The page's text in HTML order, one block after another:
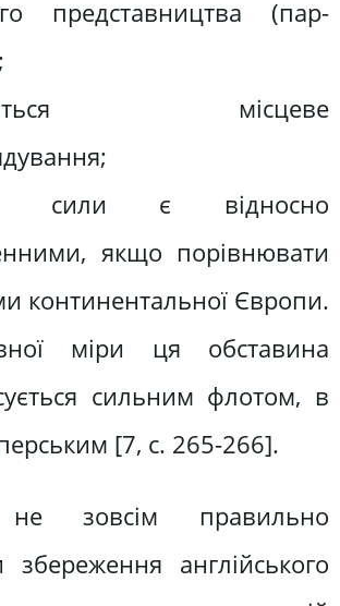
представництва (пар­
місцеве
сили є відносно
якщо порівнювати
континентальної Європи.
міри ця обставина
сильним флотом, в
[7, c. 265-266].
зовсім правильно
збереження англійського